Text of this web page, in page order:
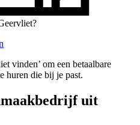
vinden’ om een betaalbare
huren die bij je past.
uit